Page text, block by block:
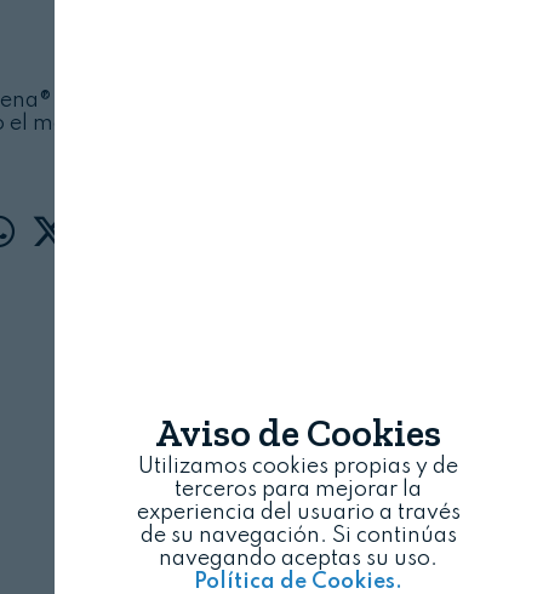
explora las soluciones innovadoras que
monitoreo ambiental en la producción de
Aviso de Cookies
Utilizamos cookies propias y de
terceros para mejorar la
experiencia del usuario a través
de su navegación. Si continúas
navegando aceptas su uso.
Política de Cookies.